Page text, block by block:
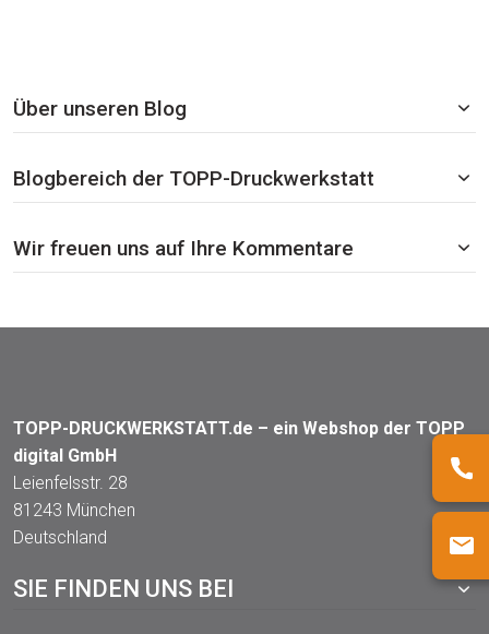
Über unseren Blog
Blogbereich der TOPP-Druckwerkstatt
Wir freuen uns auf Ihre Kommentare
TOPP-DRUCKWERKSTATT.de – ein Webshop der TOPP
digital GmbH
Leienfelsstr. 28
81243 München
Deutschland
SIE FINDEN UNS BEI